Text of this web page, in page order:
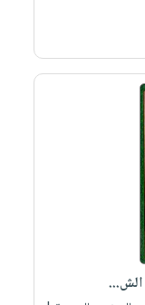
الش...